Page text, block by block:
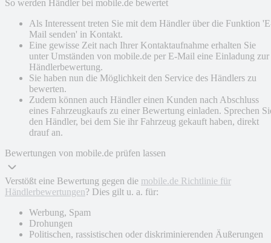
So werden Händler bei mobile.de bewertet
Als Interessent treten Sie mit dem Händler über die Funktion
Mail senden' in Kontakt.
Eine gewisse Zeit nach Ihrer Kontaktaufnahme erhalten Sie
unter Umständen von mobile.de per E-Mail eine Einladung zur
Händlerbewertung.
Sie haben nun die Möglichkeit den Service des Händlers zu
bewerten.
Zudem können auch Händler einen Kunden nach Abschluss
eines Fahrzeugkaufs zu einer Bewertung einladen. Sprechen
den Händler, bei dem Sie ihr Fahrzeug gekauft haben, direkt
drauf an.
Bewertungen von mobile.de prüfen lassen
Verstößt eine Bewertung gegen die mobile.de Richtlinie für
Händlerbewertungen? Dies gilt u. a. für:
Werbung, Spam
Drohungen
Politischen, rassistischen oder diskriminierenden Äußerungen